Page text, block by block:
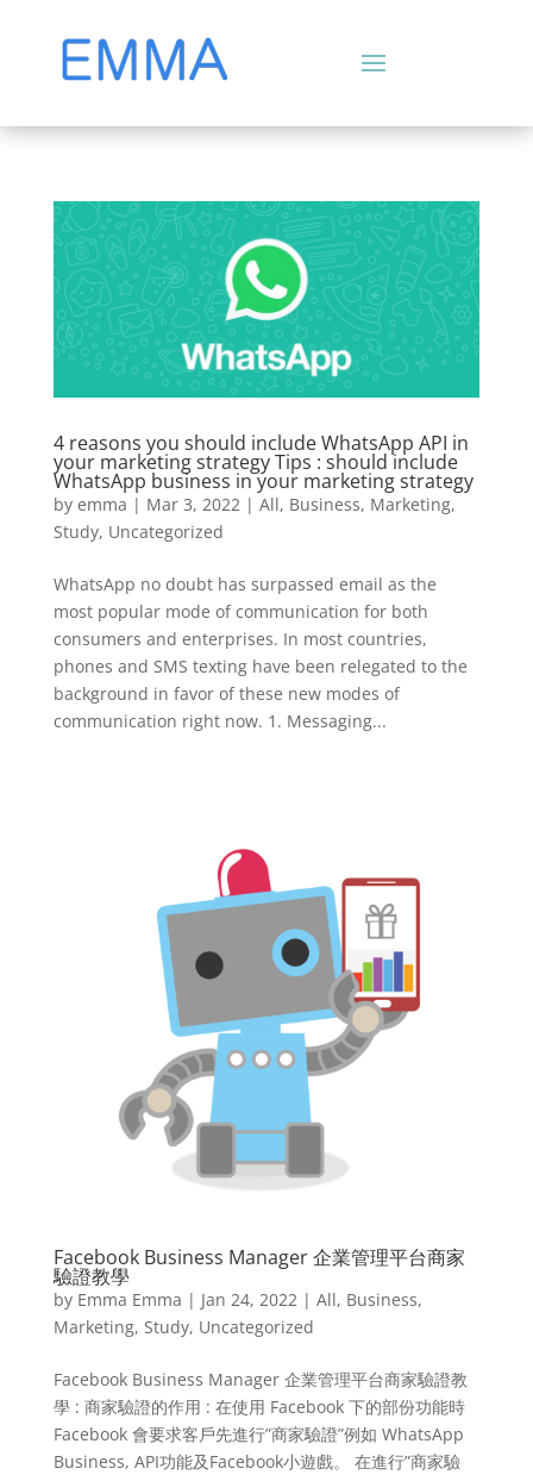
4 reasons you should include WhatsApp API in
your marketing strategy Tips : should include
WhatsApp business in your marketing strategy
by emma | Mar 3, 2022| All, Business, Marketing,
Study, Uncategorized
WhatsApp no doubt has surpassed email as the
most popular mode of communication for both
consumers and enterprises. In most countries,
phones and SMS texting have been relegated to the
background in favor of these new modes of
communication right now. 1. Messaging...
Facebook Business Manager 企業管理平台商家
驗證教學
by Emma Emma | Jan 24, 2022 | All, Business,
Marketing, Study, Uncategorized
Facebook Business Manager 企業管理平台商家驗證教
學 : 商家驗證的作用 : 在使用 Facebook 下的部份功能時
Facebook 會要求客戶先進行”商家驗證”例如 WhatsApp
Business, API功能及Facebook小遊戲。 在進行”商家驗